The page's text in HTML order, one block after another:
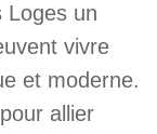
Loges un
vivre
et moderne.
allier